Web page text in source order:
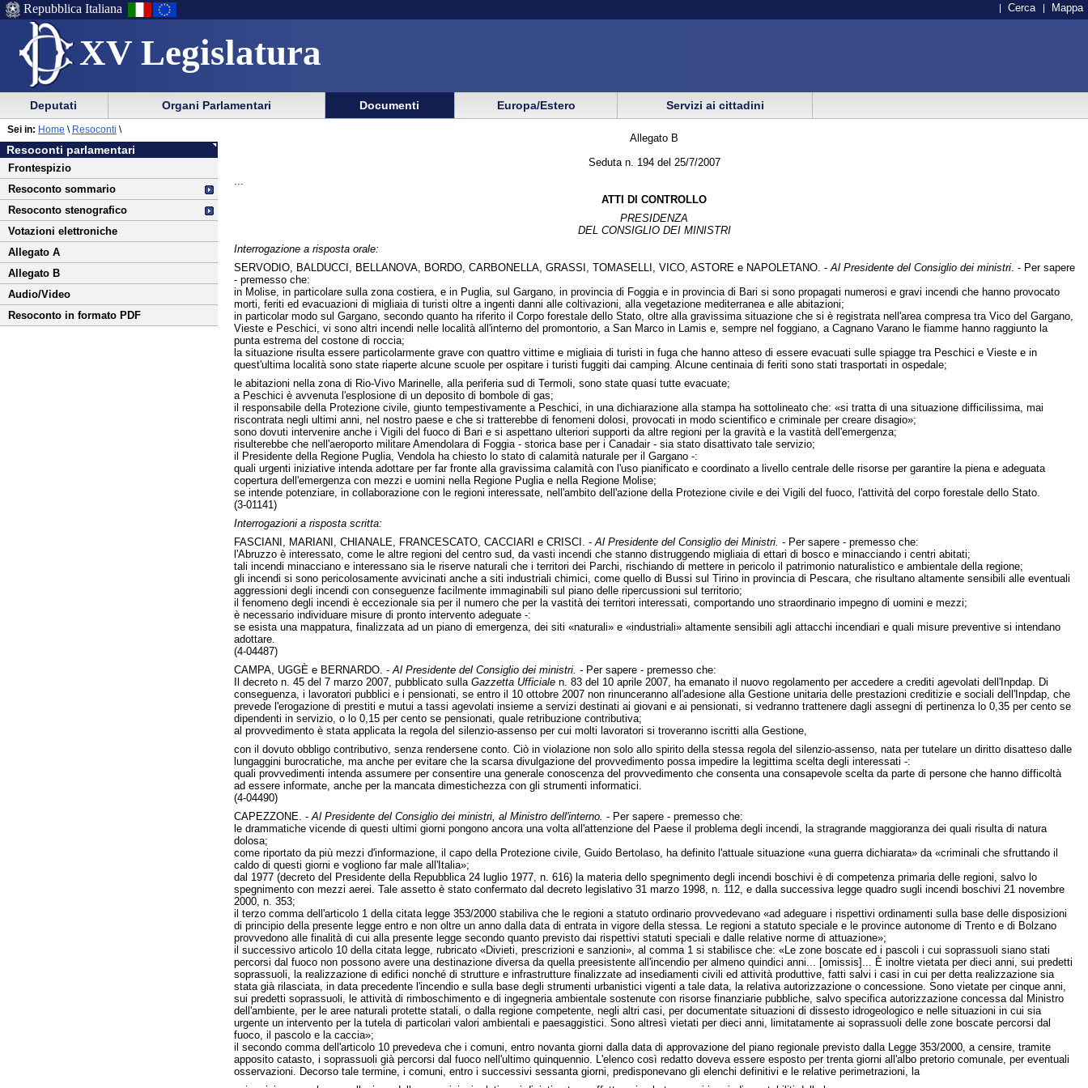
XV Legislatura
Menu
di
ausilio
alla
navigazione
Menu
di
navigazione
principale
Repubblica Italiana Cerca Mappa
Menu
di
navigazione
principale
menu
di
sezione
Deputati Organi Parlamentari Documenti Europa/Estero Servizi ai cittadini
Vai
al
contenuto
Resoconti parlamentari
Frontespizio
Resoconto sommario
Resoconto stenografico
Votazioni elettroniche
Allegato A
Allegato B
Audio/Video
Resoconto in formato PDF
Sei in: Home \ Resoconti \
Allegato B
Seduta n. 194 del 25/7/2007
ATTI DI CONTROLLO
PRESIDENZA
DEL CONSIGLIO DEI MINISTRI
Interrogazione a risposta orale:
SERVODIO, BALDUCCI, BELLANOVA, BORDO, CARBONELLA, GRASSI, TOMASELLI, VICO, ASTORE e NAPOLETANO. - Al Presidente del Consiglio dei ministri. - Per sapere
- premesso che:
in Molise, in particolare sulla zona costiera, e in Puglia, sul Gargano, in provincia di Foggia e in provincia di Bari si sono propagati numerosi e gravi incendi che hanno provocato
morti, feriti ed evacuazioni di migliaia di turisti oltre a ingenti danni alle coltivazioni, alla vegetazione mediterranea e alle abitazioni;
in particolar modo sul Gargano, secondo quanto ha riferito il Corpo forestale dello Stato, oltre alla gravissima situazione che si è registrata nell'area compresa tra Vico del Gargano,
Vieste e Peschici, vi sono altri incendi nelle località all'interno del promontorio, a San Marco in Lamis e, sempre nel foggiano, a Cagnano Varano le fiamme hanno raggiunto la
punta estrema del costone di roccia;
la situazione risulta essere particolarmente grave con quattro vittime e migliaia di turisti in fuga che hanno atteso di essere evacuati sulle spiagge tra Peschici e Vieste e in
quest'ultima località sono state riaperte alcune scuole per ospitare i turisti fuggiti dai camping. Alcune centinaia di feriti sono stati trasportati in ospedale;
le abitazioni nella zona di Rio-Vivo Marinelle, alla periferia sud di Termoli, sono state quasi tutte evacuate;
a Peschici è avvenuta l'esplosione di un deposito di bombole di gas;
il responsabile della Protezione civile, giunto tempestivamente a Peschici, in una dichiarazione alla stampa ha sottolineato che: «si tratta di una situazione difficilissima, mai
riscontrata negli ultimi anni, nel nostro paese e che si tratterebbe di fenomeni dolosi, provocati in modo scientifico e criminale per creare disagio»;
sono dovuti intervenire anche i Vigili del fuoco di Bari e si aspettano ulteriori supporti da altre regioni per la gravità e la vastità dell'emergenza;
risulterebbe che nell'aeroporto militare Amendolara di Foggia - storica base per i Canadair - sia stato disattivato tale servizio;
il Presidente della Regione Puglia, Vendola ha chiesto lo stato di calamità naturale per il Gargano -:
quali urgenti iniziative intenda adottare per far fronte alla gravissima calamità con l'uso pianificato e coordinato a livello centrale delle risorse per garantire la piena e adeguata
copertura dell'emergenza con mezzi e uomini nella Regione Puglia e nella Regione Molise;
se intende potenziare, in collaborazione con le regioni interessate, nell'ambito dell'azione della Protezione civile e dei Vigili del fuoco, l'attività del corpo forestale dello Stato.
(3-01141)
Interrogazioni a risposta scritta:
FASCIANI, MARIANI, CHIANALE, FRANCESCATO, CACCIARI e CRISCI. - Al Presidente del Consiglio dei Ministri. -Per sapere - premesso che:
l'Abruzzo è interessato, come le altre regioni del centro sud, da vasti incendi che stanno distruggendo migliaia di ettari di bosco e minacciando i centri abitati;
tali incendi minacciano e interessano sia le riserve naturali che i territori dei Parchi, rischiando di mettere in pericolo il patrimonio naturalistico e ambientale della regione;
gli incendi si sono pericolosamente avvicinati anche a siti industriali chimici, come quello di Bussi sul Tirino in provincia di Pescara, che risultano altamente sensibili alle eventuali
aggressioni degli incendi con conseguenze facilmente immaginabili sul piano delle ripercussioni sul territorio;
il fenomeno degli incendi è eccezionale sia per il numero che per la vastità dei territori interessati, comportando uno straordinario impegno di uomini e mezzi;
è necessario individuare misure di pronto intervento adeguate -:
se esista una mappatura, finalizzata ad un piano di emergenza, dei siti «naturali» e «industriali» altamente sensibili agli attacchi incendiari e quali misure preventive si intendano
adottare.
(4-04487)
CAMPA, UGGÈ e BERNARDO. - Al Presidente del Consiglio dei ministri. -Per sapere - premesso che:
Il decreto n. 45 del 7 marzo 2007, pubblicato sulla Gazzetta Ufficialen. 83 del 10 aprile 2007, ha emanato il nuovo regolamento per accedere a crediti agevolati dell'Inpdap. Di
conseguenza, i lavoratori pubblici e i pensionati, se entro il 10 ottobre 2007 non rinunceranno all'adesione alla Gestione unitaria delle prestazioni creditizie e sociali dell'Inpdap, che
prevede l'erogazione di prestiti e mutui a tassi agevolati insieme a servizi destinati ai giovani e ai pensionati, si vedranno trattenere dagli assegni di pertinenza lo 0,35 per cento se
dipendenti in servizio, o lo 0,15 per cento se pensionati, quale retribuzione contributiva;
al provvedimento è stata applicata la regola del silenzio-assenso per cui molti lavoratori si troveranno iscritti alla Gestione,
con il dovuto obbligo contributivo, senza rendersene conto. Ciò in violazione non solo allo spirito della stessa regola del silenzio-assenso, nata per tutelare un diritto disatteso dalle
lungaggini burocratiche, ma anche per evitare che la scarsa divulgazione del provvedimento possa impedire la legittima scelta degli interessati -:
quali provvedimenti intenda assumere per consentire una generale conoscenza del provvedimento che consenta una consapevole scelta da parte di persone che hanno difficoltà
ad essere informate, anche per la mancata dimestichezza con gli strumenti informatici.
(4-04490)
CAPEZZONE. - Al Presidente del Consiglio dei ministri, al Ministro dell'interno. - Per sapere - premesso che:
le drammatiche vicende di questi ultimi giorni pongono ancora una volta all'attenzione del Paese il problema degli incendi, la stragrande maggioranza dei quali risulta di natura
dolosa;
come riportato da più mezzi d'informazione, il capo della Protezione civile, Guido Bertolaso, ha definito l'attuale situazione «una guerra dichiarata» da «criminali che sfruttando il
caldo di questi giorni e vogliono far male all'Italia»;
dal 1977 (decreto del Presidente della Repubblica 24 luglio 1977, n. 616) la materia dello spegnimento degli incendi boschivi è di competenza primaria delle regioni, salvo lo
spegnimento con mezzi aerei. Tale assetto è stato confermato dal decreto legislativo 31 marzo 1998, n. 112, e dalla successiva legge quadro sugli incendi boschivi 21 novembre
2000, n. 353;
il terzo comma dell'articolo 1 della citata legge 353/2000 stabiliva che le regioni a statuto ordinario provvedevano «ad adeguare i rispettivi ordinamenti sulla base delle disposizioni
di principio della presente legge entro e non oltre un anno dalla data di entrata in vigore della stessa. Le regioni a statuto speciale e le province autonome di Trento e di Bolzano
provvedono alle finalità di cui alla presente legge secondo quanto previsto dai rispettivi statuti speciali e dalle relative norme di attuazione»;
il successivo articolo 10 della citata legge, rubricato «Divieti, prescrizioni e sanzioni», al comma 1 si stabilisce che: «Le zone boscate ed i pascoli i cui soprassuoli siano stati
percorsi dal fuoco non possono avere una destinazione diversa da quella preesistente all'incendio per almeno quindici anni... [omissis]... È inoltre vietata per dieci anni, sui predetti
soprassuoli, la realizzazione di edifici nonché di strutture e infrastrutture finalizzate ad insediamenti civili ed attività produttive, fatti salvi i casi in cui per detta realizzazione sia
stata già rilasciata, in data precedente l'incendio e sulla base degli strumenti urbanistici vigenti a tale data, la relativa autorizzazione o concessione. Sono vietate per cinque anni,
sui predetti soprassuoli, le attività di rimboschimento e di ingegneria ambientale sostenute con risorse finanziarie pubbliche, salvo specifica autorizzazione concessa dal Ministro
dell'ambiente, per le aree naturali protette statali, o dalla regione competente, negli altri casi, per documentate situazioni di dissesto idrogeologico e nelle situazioni in cui sia
urgente un intervento per la tutela di particolari valori ambientali e paesaggistici. Sono altresì vietati per dieci anni, limitatamente ai soprassuoli delle zone boscate percorsi dal
fuoco, il pascolo e la caccia»;
il secondo comma dell'articolo 10 prevedeva che i comuni, entro novanta giorni dalla data di approvazione del piano regionale previsto dalla Legge 353/2000, a censire, tramite
apposito catasto, i soprassuoli già percorsi dal fuoco nell'ultimo quinquennio. L'elenco così redatto doveva essere esposto per trenta giorni all'albo pretorio comunale, per eventuali
osservazioni. Decorso tale termine, i comuni, entro i successivi sessanta giorni, predisponevano gli elenchi definitivi e le relative perimetrazioni, la